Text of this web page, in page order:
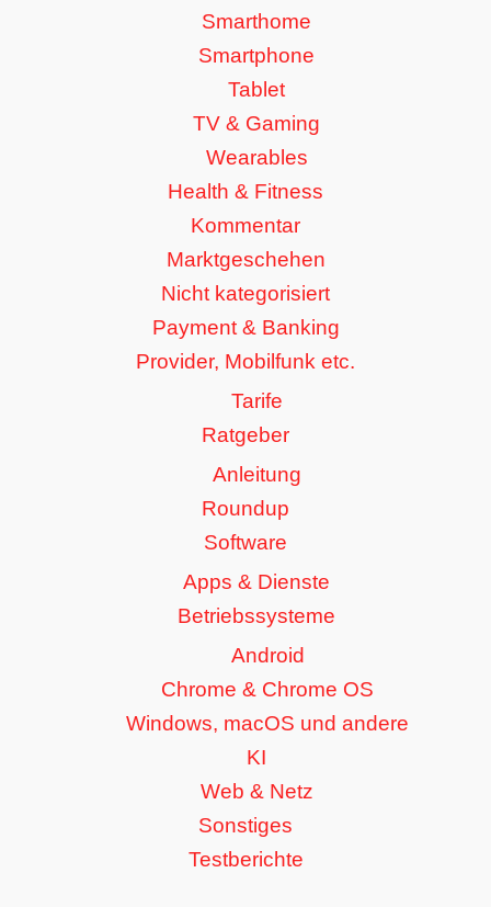
Smarthome
Smartphone
Tablet
TV & Gaming
Wearables
Health & Fitness
Kommentar
Marktgeschehen
Nicht kategorisiert
Payment & Banking
Provider, Mobilfunk etc.
Tarife
Ratgeber
Anleitung
Roundup
Software
Apps & Dienste
Betriebssysteme
Android
Chrome & Chrome OS
Windows, macOS und andere
KI
Web & Netz
Sonstiges
Testberichte